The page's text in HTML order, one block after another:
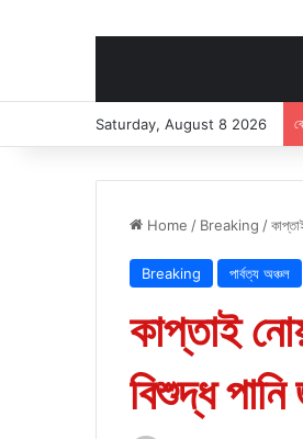
Saturday, August 8 2026
Home / Breaking /
Breaking পার্বত্য অঞ্চল
কাপ্তাই
বিশুদ্ধ